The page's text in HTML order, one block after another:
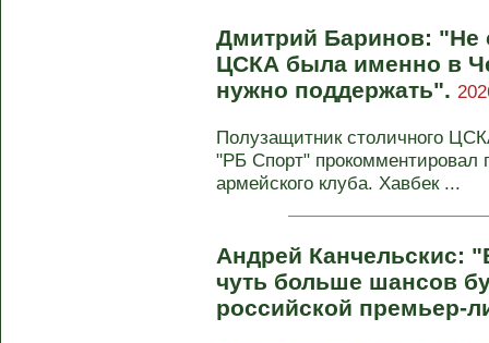
Дмитрий Баринов: "Не
ЦСКА была именно в
нужно поддержать".
Полузащитник столичного
"РБ Спорт" прокомментировал
армейского клуба. Хавбек ...
Андрей Канчельскис:
чуть больше шансов
российской премьер-